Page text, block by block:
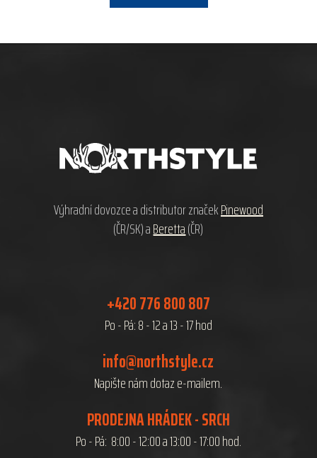
Výhradní dovozce a distributor značekPinewood
(ČR/SK) aBeretta(ČR)
+420 776 800 807
Po - Pá: 8 - 12 a 13 - 17 hod
info@northstyle.cz
Napište nám dotaz e-mailem.
PRODEJNA HRÁDEK - SRCH
Po - Pá: 8:00 - 12:00 a 13:00 - 17:00 hod.